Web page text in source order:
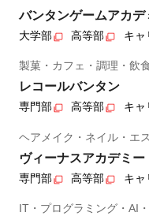
バンタンゲームアカデ
大学部 高等部 キャ
製菓・カフェ・調理・飲
レコールバンタン
専門部 高等部 キャ
ヘアメイク・ネイル・エ
ヴィーナスアカデミー
専門部 高等部 キャ
IT・プログラミング・AI